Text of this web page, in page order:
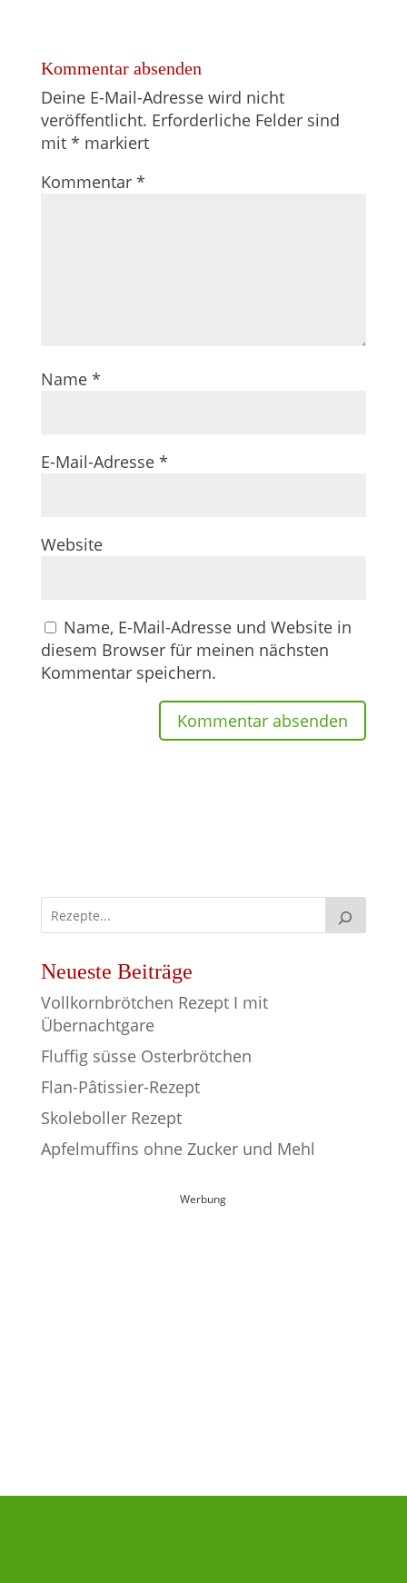
Kommentar absenden
Deine E-Mail-Adresse wird nicht
veröffentlicht. Erforderliche Felder sind
mit * markiert
Kommentar *
Name *
E-Mail-Adresse *
Website
Name, E-Mail-Adresse und Website in
diesem Browser für meinen nächsten
Kommentar speichern.
Neueste Beiträge
Vollkornbrötchen Rezept I mit
Übernachtgare
Fluffig süsse Osterbrötchen
Flan-Pâtissier-Rezept
Skoleboller Rezept
Apfelmuffins ohne Zucker und Mehl
Werbung